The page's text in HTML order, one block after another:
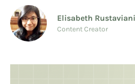
Elisabeth Rustaviani
Content Creator